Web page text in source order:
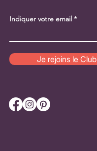
cultiver la joie simple
Indiquer votre email
Je rejoins le Club